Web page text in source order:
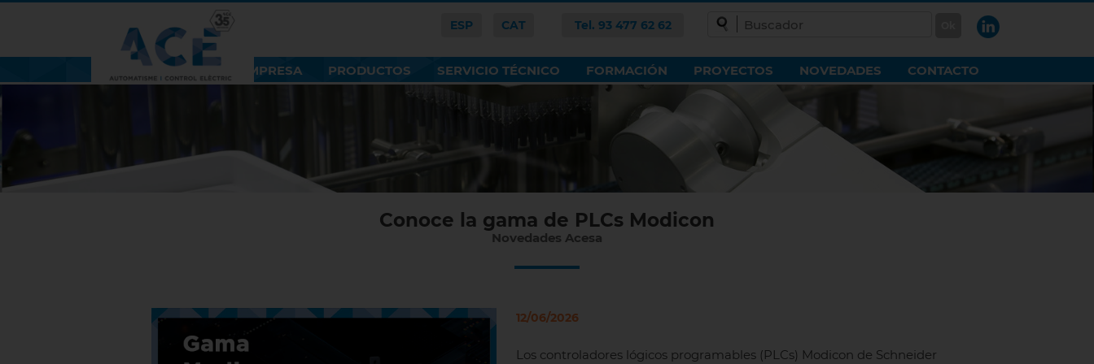
ESP CAT Tel. 93 477 62 62
CONTACTO
NOVEDADES
PROYECTOS
FORMACIÓN
SERVICIO TÉCNICO
PRODUCTOS
EMPRESA
Conoce la gama de PLCs Modicon
Novedades Acesa
12/06/2026
Los controladores lógicos programables (PLCs) Modicon de Schneider